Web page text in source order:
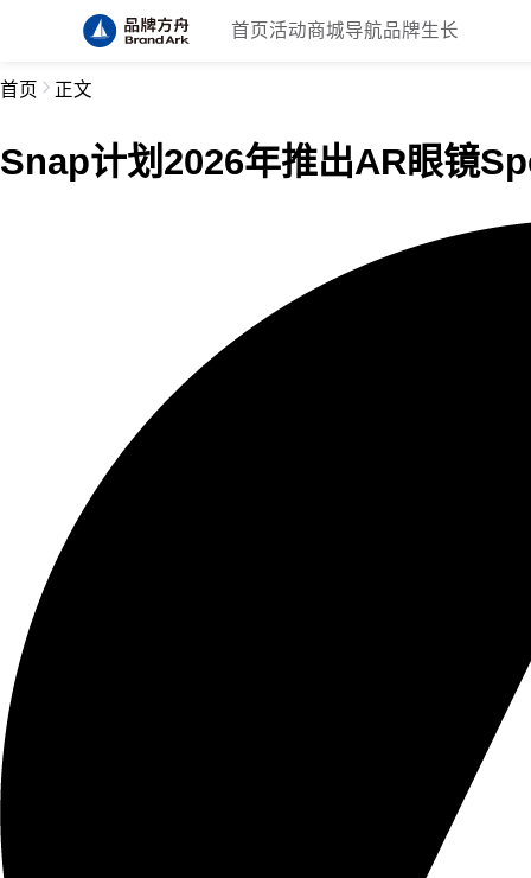
首页 活动商城导航品牌生长
首页 正文
Snap计划2026年推出AR眼镜